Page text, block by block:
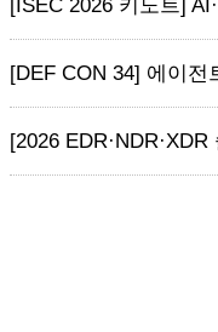
[ISEC 2026 키노트]
[DEF CON 34] 에이
[2026